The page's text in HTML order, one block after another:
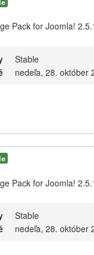
Pack for Joomla!
Stable
nedeľa, 28. október
Pack for Joomla!
Stable
nedeľa, 28. október